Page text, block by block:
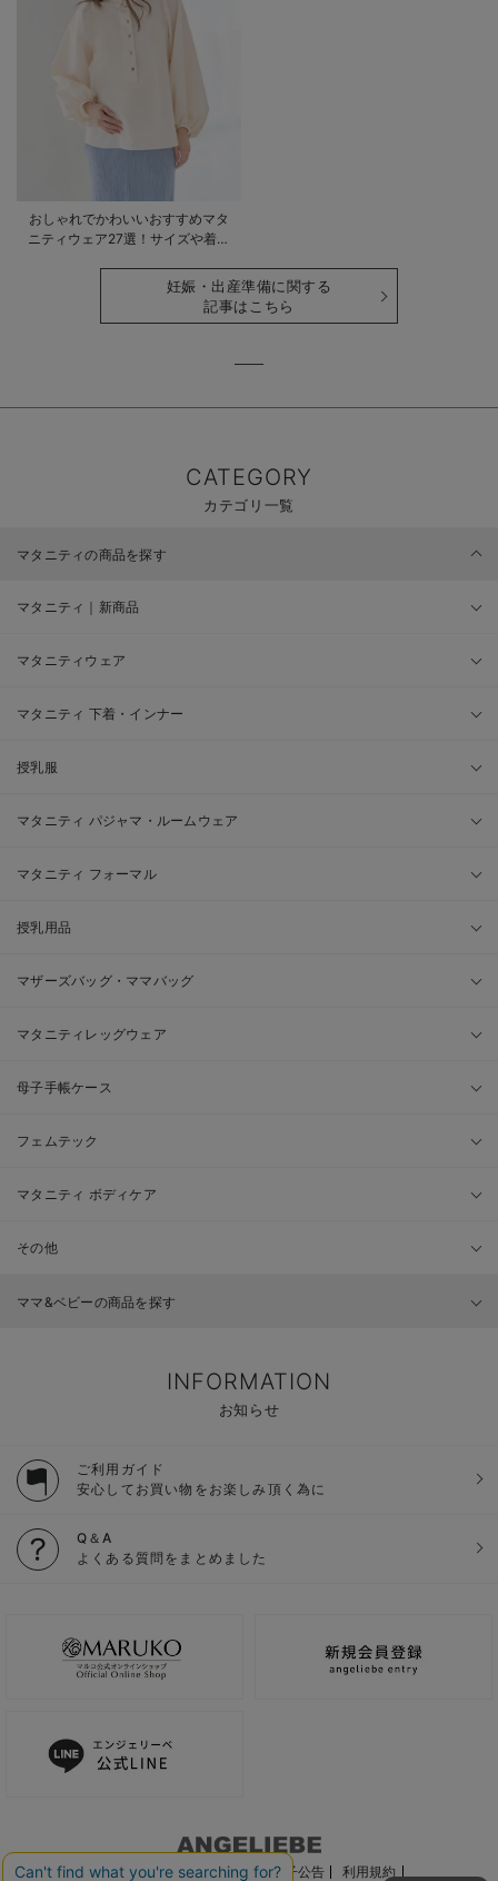
おしゃれでかわいいおすすめマタ
ニティウェア27選！サイズや着る
妊娠・出産準備に関する
記事はこちら
CATEGORY
カテゴリ一覧
マタニティの商品を探す
マタニティ｜新商品
マタニティウェア
マタニティ 下着・インナー
授乳服
マタニティ パジャマ・ルームウェア
マタニティ フォーマル
授乳用品
マザーズバッグ・ママバッグ
マタニティレッグウェア
母子手帳ケース
フェムテック
マタニティ ボディケア
その他
ママ&ベビーの商品を探す
INFORMATION
お知らせ
ご利用ガイド
安心してお買い物をお楽しみ頂く為に
Q＆A
よくある質問をまとめました
ご利用ガイド 会社概要 電子公告
利用規約